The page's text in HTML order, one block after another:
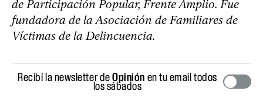
de Participación Popular, Frente Amplio. Fue
fundadora de la Asociación de Familiares de
Víctimas de la Delincuencia.
Recibí la newsletter deOpinión en tu email todos
los sábados